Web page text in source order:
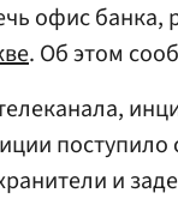
офис банка,
. Об этом
и